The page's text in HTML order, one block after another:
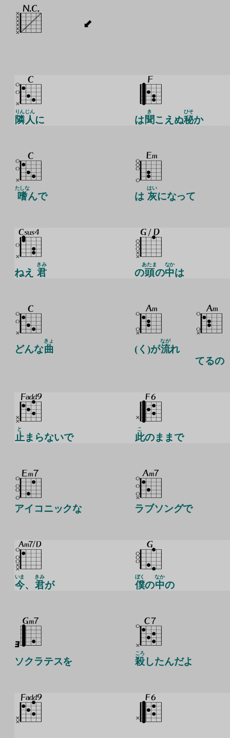
隣
りん
人
じん
に は 聞
き
こえぬ秘
ひそ
か
嗜
たしな
んで は 灰
はい
になって
ねえ 君
きみ
の頭
あたま
の中
なか
は
どんな曲
きょ
(く)が流
なが
れ
てるの
止
と
まらないで 此
こ
のままで
アイコニックな ラブソングで
今
いま
、 君
きみ
が 僕
ぼく
の中
なか
の
ソクラテスを 殺
ころ
したんだよ